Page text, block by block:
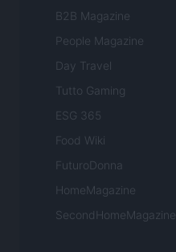
B2B Magazine
People Magazine
Day Travel
Tutto Gaming
ESG 365
Food Wiki
FuturoDonna
HomeMagazine
SecondHomeMagazine